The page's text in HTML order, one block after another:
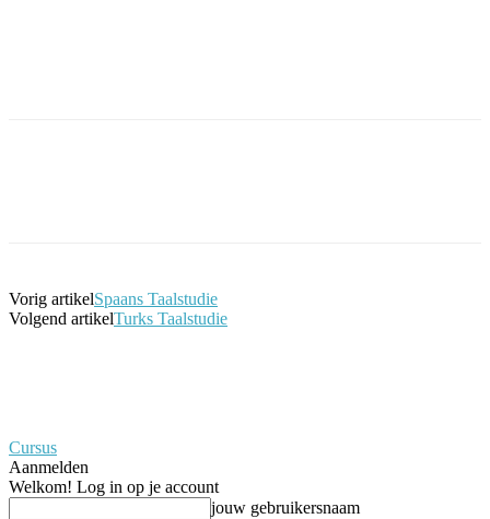
Vorig artikelSpaans Taalstudie
Volgend artikelTurks Taalstudie
Cursus
Aanmelden
Welkom! Log in op je account
jouw gebruikersnaam